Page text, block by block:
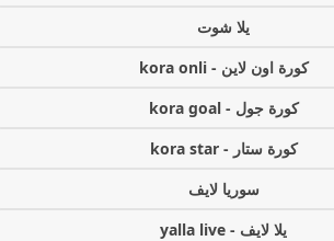
يلا شوت
كورة اون لاين - kora onli
كورة جول - kora goal
كورة ستار - kora star
سوريا لايف
يلا لايف - yalla live